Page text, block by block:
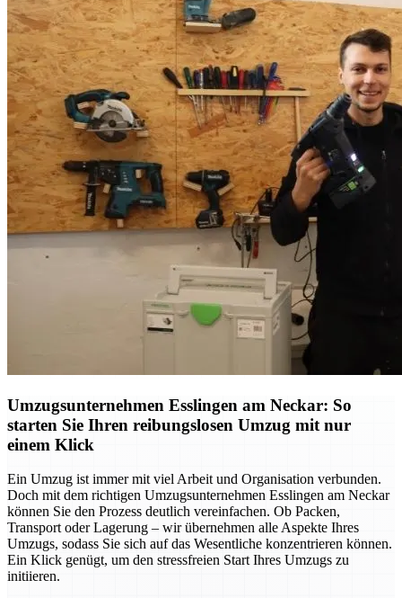
Umzugsunternehmen Esslingen am Neckar: So
starten Sie Ihren reibungslosen Umzug mit nur
einem Klick
Ein Umzug ist immer mit viel Arbeit und Organisation verbunden.
Doch mit dem richtigen Umzugsunternehmen Esslingen am Neckar
können Sie den Prozess deutlich vereinfachen. Ob Packen,
Transport oder Lagerung – wir übernehmen alle Aspekte Ihres
Umzugs, sodass Sie sich auf das Wesentliche konzentrieren können.
Ein Klick genügt, um den stressfreien Start Ihres Umzugs zu
initiieren.